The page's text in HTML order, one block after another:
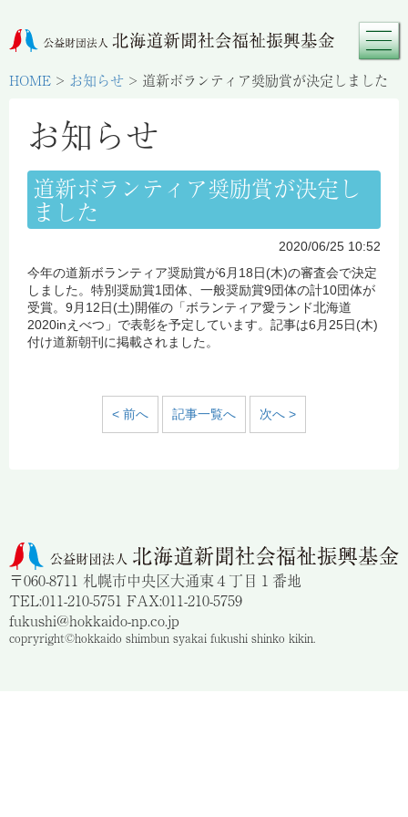
HOME > お知らせ > 道新ボランティア奨励賞が決定しました
お知らせ
道新ボランティア奨励賞が決定し
ました
2020/06/25 10:52
今年の道新ボランティア奨励賞が6月18日(木)の審査会で決定
しました。特別奨励賞1団体、一般奨励賞9団体の計10団体が
受賞。9月12日(土)開催の「ボランティア愛ランド北海道
2020inえべつ」で表彰を予定しています。記事は6月25日(木)
付け道新朝刊に掲載されました。
< 前へ 記事一覧へ 次へ >
〒060-8711 札幌市中央区大通東４丁目１番地
TEL:011-210-5751 FAX:011-210-5759
fukushi@hokkaido-np.co.jp
copryright©hokkaido shimbun syakai fukushi shinko kikin.